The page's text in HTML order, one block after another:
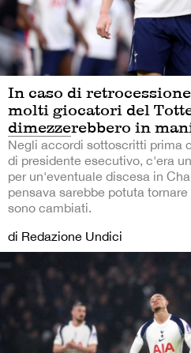
In caso di
molti giocatori del
dimezzerebbero in
Negli accordi sottoscritti prima
di presidente esecutivo, c'era
per un'eventuale discesa in
pensava sarebbe potuta
sono cambiati.
di Redazione Undici